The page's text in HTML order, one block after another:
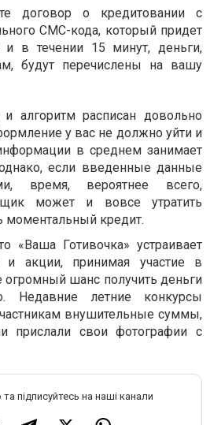
договор о кредитовании с
СМС-кода, который придет
в течении 15 минут, деньги,
будут перечислены на вашу
алгоритм расписан довольно
у вас не должно уйти и
в среднем занимает
если введенные данные
время, вероятнее всего,
может и вовсе утратить
моментальный кредит.
«Ваша Готивочка» устраивает
и акции, принимая участие в
огромный шанс получить деньги
Недавние летние конкурсы
внушительные суммы,
прислали свои фотографии с
підписуйтесь на наші канали